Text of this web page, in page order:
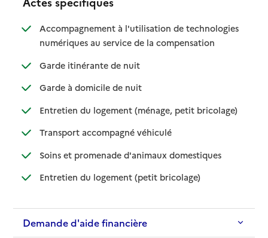
Accompagnement à l'utilisation de technologies
numériques au service de la compensation: disponible
: non disponible
Garde itinérante de nuit: disponible
: non disponible
Garde à domicile de nuit: disponible
: non disponible
Entretien du logement (ménage, petit bricolage): disponible
: non
Transport accompagné véhiculé: disponible
: non disponible
Soins et promenade d'animaux domestiques: disponible
: non
Entretien du logement (petit bricolage): disponible
: non disponible
Demande d'aide financière